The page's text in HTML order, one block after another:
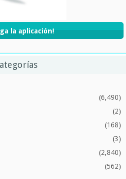
la aplicación!
(6,490)
(2)
(168)
(3)
(2,840)
(562)